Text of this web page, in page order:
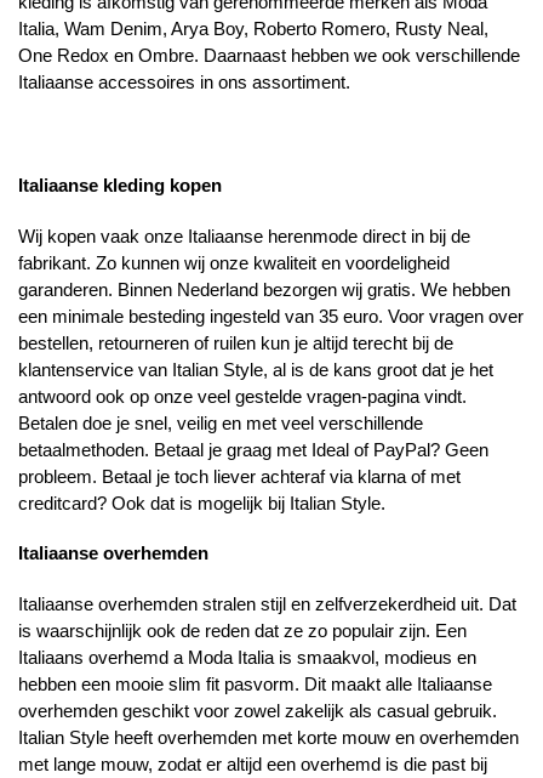
Italia, Wam Denim, Arya Boy, Roberto Romero, Rusty Neal,
One Redox en Ombre. Daarnaast hebben we ook verschillende
Italiaanse accessoires in ons assortiment.
Italiaanse kleding kopen
Wij kopen vaak onze Italiaanse herenmode direct in bij de
fabrikant. Zo kunnen wij onze kwaliteit en voordeligheid
garanderen. Binnen Nederland bezorgen wij gratis. We hebben
een minimale besteding ingesteld van 35 euro. Voor vragen over
bestellen, retourneren of ruilen kun je altijd terecht bij de
klantenservice van Italian Style, al is de kans groot dat je het
antwoord ook op onze veel gestelde vragen-pagina vindt.
Betalen doe je snel, veilig en met veel verschillende
betaalmethoden. Betaal je graag met Ideal of PayPal? Geen
probleem. Betaal je toch liever achteraf via klarna of met
creditcard? Ook dat is mogelijk bij Italian Style.
Italiaanse overhemden
Italiaanse overhemden stralen stijl en zelfverzekerdheid uit. Dat
is waarschijnlijk ook de reden dat ze zo populair zijn. Een
Italiaans overhemd a Moda Italia is smaakvol, modieus en
hebben een mooie slim fit pasvorm. Dit maakt alle Italiaanse
overhemden geschikt voor zowel zakelijk als casual gebruik.
Italian Style heeft overhemden met korte mouw en overhemden
met lange mouw, zodat er altijd een overhemd is die past bij